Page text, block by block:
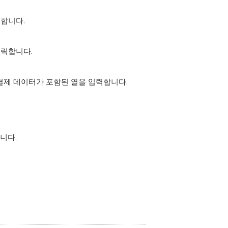
니다.
합니다.
데이터가 포함된 열을 입력합니다.
다.